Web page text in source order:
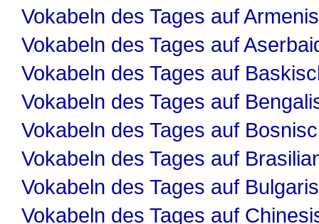
Vokabeln des Tages auf
Vokabeln des Tages auf
Vokabeln des Tages auf
Vokabeln des Tages auf
Vokabeln des Tages auf
Vokabeln des Tages auf
Vokabeln des Tages auf
Vokabeln des Tages auf